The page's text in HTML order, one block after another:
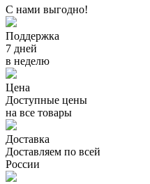
С нами выгодно!
Поддержка
7 дней
в неделю
Цена
Доступные цены
на все товары
Доставка
Доставляем по всей
России